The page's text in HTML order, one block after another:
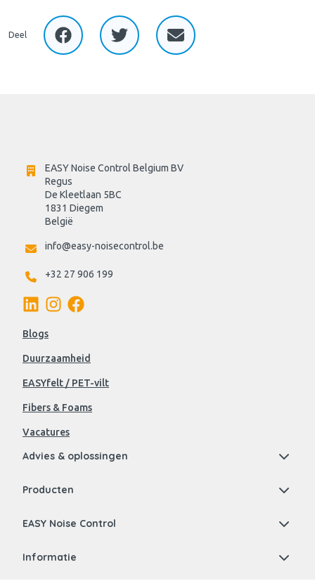
Deel
EASY Noise Control Belgium BV
Regus
De Kleetlaan 5BC
1831 Diegem
België
info@easy-noisecontrol.be
+32 27 906 199
Blogs
Duurzaamheid
EASYfelt / PET-vilt
Fibers & Foams
Vacatures
Advies & oplossingen
Producten
EASY Noise Control
Informatie